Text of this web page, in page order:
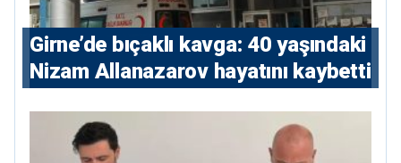
Girne’de bıçaklı kavga: 40 yaşındaki
Nizam Allanazarov hayatını kaybetti